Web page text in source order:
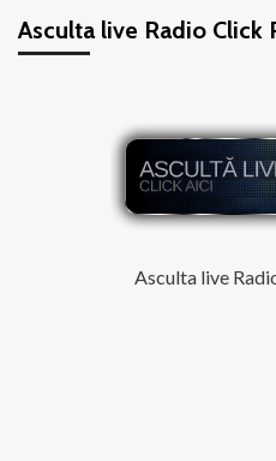
Asculta live Radio Click
Asculta live